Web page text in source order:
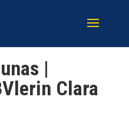
|
Clara